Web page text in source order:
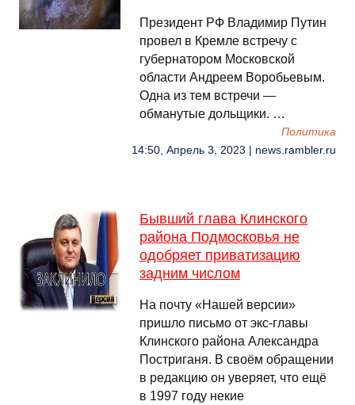
Президент РФ Владимир Путин
провел в Кремле встречу с
губернатором Московской
области Андреем Воробьевым.
Одна из тем встречи —
обманутые дольщики. …
Политика
14:50, Апрель 3, 2023 | news.rambler.ru
Бывший глава Клинского
района Подмосковья не
одобряет приватизацию
задним числом
На почту «Нашей версии»
пришло письмо от экс-главы
Клинского района Александра
Постриганя. В своём обращении
в редакцию он уверяет, что ещё
в 1997 году некие